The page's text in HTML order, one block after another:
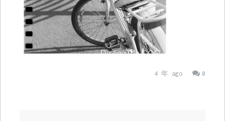
0
4 年 ago